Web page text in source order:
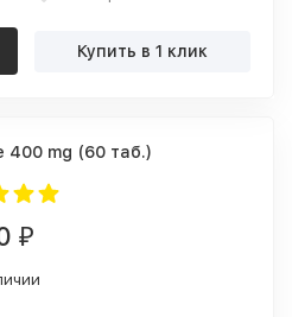
Купить в 1 клик
400 mg (60 таб.)
₽